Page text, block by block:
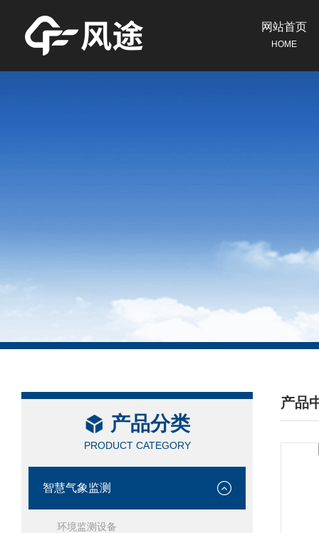
网站首页
HOME
产品分类
PRODUCT CATEGORY
智慧气象监测
环境监测设备
产品
/